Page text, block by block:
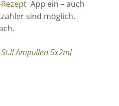
Rezept App ein – auch
sind möglich.
Ampullen 5x2ml